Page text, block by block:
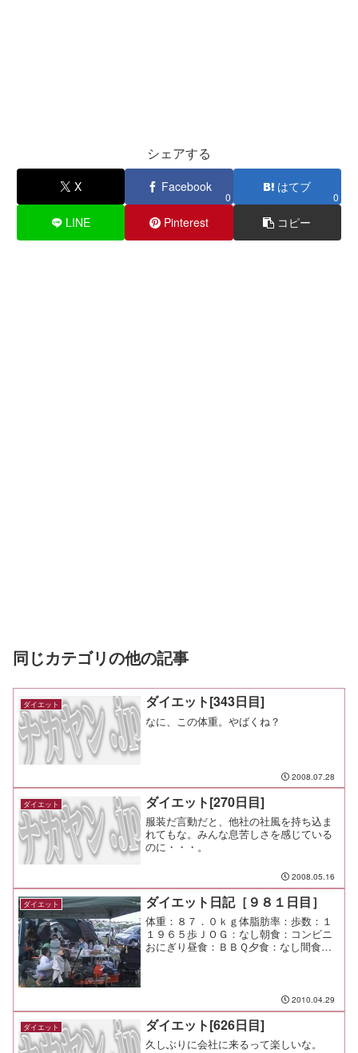
シェアする
X Facebook
0
はてブ
0
LINE Pinterest コピー
同じカテゴリの他の記事
ダイエット ダイエット[343日目]
なに、この体重。やばくね？
2008.07.28
ダイエット ダイエット[270日目]
服装だ言動だと、他社の社風を持ち込ま
れてもな。みんな息苦しさを感じている
のに・・・。
2008.05.16
ダイエット ダイエット日記［９８１日目］
体重：８７．０ｋｇ体脂肪率：歩数：１
１９６５歩ＪＯＧ：なし朝食：コンビニ
おにぎり昼食：ＢＢＱ夕食：なし間食：
2010.04.29
ダイエット ダイエット[626日目]
久しぶりに会社に来るって楽しいな。